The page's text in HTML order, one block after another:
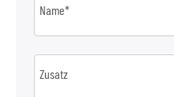
Name*
Zusatz